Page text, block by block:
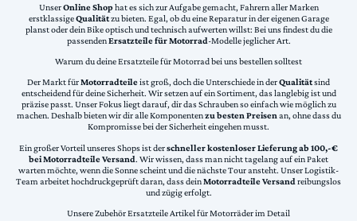
UnserOnline Shophat es sich zur Aufgabe gemacht, Fahrern aller Marken
erstklassigeQualitätzu bieten. Egal, ob du eine Reparatur in der eigenen Garage
planst oder dein Bike optisch und technisch aufwerten willst: Bei uns findest du die
passendenErsatzteile für Motorrad-Modelle jeglicher Art.
Warum du deine Ersatzteile für Motorrad bei uns bestellen solltest
Der Markt fürMotorradteileist groß, doch die Unterschiede in derQualitätsind
entscheidend für deine Sicherheit. Wir setzen auf ein Sortiment, das langlebig ist und
präzise passt. Unser Fokus liegt darauf, dir das Schrauben so einfach wie möglich zu
machen. Deshalb bieten wir dir alle Komponentenzu besten Preisenan, ohne dass du
Kompromisse bei der Sicherheit eingehen musst.
Ein großer Vorteil unseres Shops ist derschneller kostenloser Lieferung ab 100,-€
bei Motorradteile Versand. Wir wissen, dass man nicht tagelang auf ein Paket
warten möchte, wenn die Sonne scheint und die nächste Tour ansteht. Unser Logistik-
Team arbeitet hochdruckgeprüft daran, dass deinMotorradteile Versand reibungslos
und zügig erfolgt.
Unsere Zubehör Ersatzteile Artikel für Motorräder im Detail